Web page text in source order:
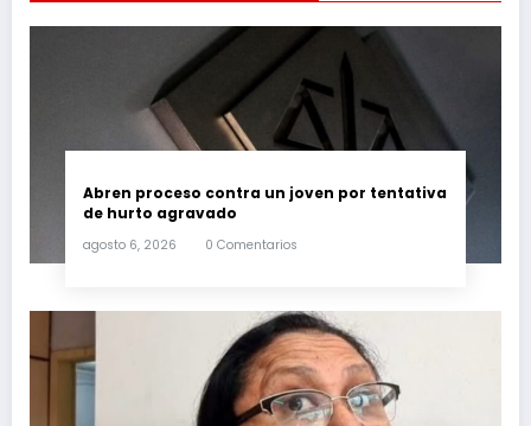
Abren proceso contra un joven por tentativa
de hurto agravado
agosto 6, 2026 0 Comentarios